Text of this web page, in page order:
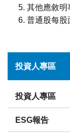
投資人專區
投資人專區
ESG報告
5. 其他應敘明
6. 普通股每股